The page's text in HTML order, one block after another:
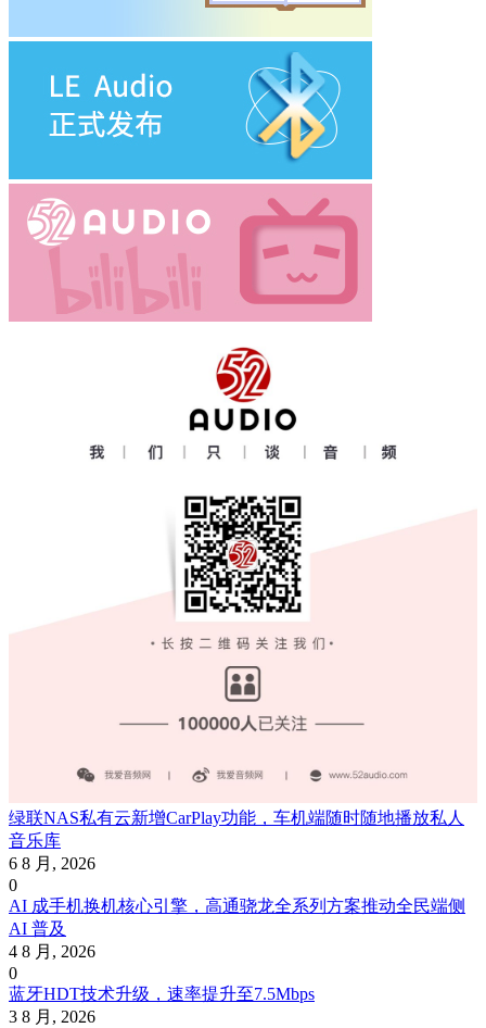
绿联NAS私有云新增CarPlay功能，车机端随时随地播放私人
音乐库
6 8 月, 2026
0
AI 成手机换机核心引擎，高通骁龙全系列方案推动全民端侧
AI 普及
4 8 月, 2026
0
蓝牙HDT技术升级，速率提升至7.5Mbps
3 8 月, 2026